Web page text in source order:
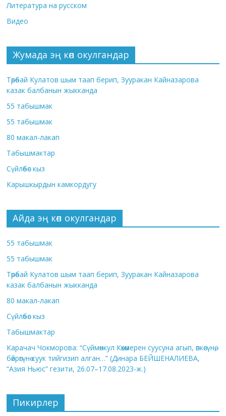
Литература на русском
Видео
Жумада эң көп окулгандар
Төрөбай Кулатов шым таап берип, Зууракан Кайназарова
казак балбанын жыкканда
55 табышмак
55 табышмак
80 макал-лакап
Табышмактар
Сүйлөбөс кыз
Карышкырдын камкордугу
Айда эң көп окулгандар
55 табышмак
55 табышмак
Төрөбай Кулатов шым таап берип, Зууракан Кайназарова
казак балбанын жыкканда
80 макал-лакап
Сүйлөбөс кыз
Табышмактар
Карачач Чокморова: “Сүймөнкул Көкөмерен суусуна агып, өпкөсүнө,
бөйрөгүнө суук тийгизип алган…” (Динара БЕЙШЕНАЛИЕВА,
“Азия Ньюс” гезити, 26.07–17.08.2023-ж.)
Пикирлер